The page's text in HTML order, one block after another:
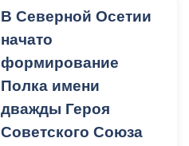
В сквере на левом берегу
Терека рабочие
подрядной организации
демонтировали старое
В Северной Осетии
начато
формирование
Полка имени
дважды Героя
Советского Союза